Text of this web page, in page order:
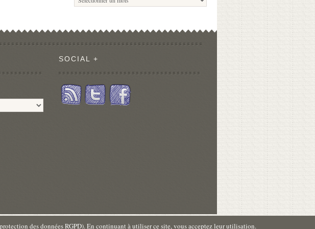
SOCIAL +
des données RGPD). En continuant à utiliser ce site, vous acceptez leur utilisation.